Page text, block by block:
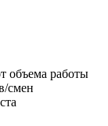
объема работы
смен